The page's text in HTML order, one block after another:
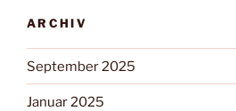
ARCHIV
September 2025
Januar 2025